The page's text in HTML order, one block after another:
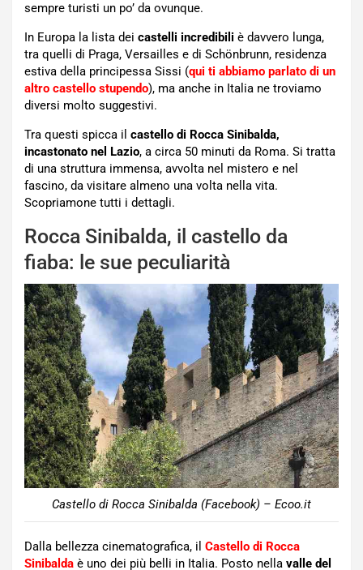
sempre turisti un po’ da ovunque.
In Europa la lista dei castelli incredibili è davvero lunga,
tra quelli di Praga, Versailles e di Schönbrunn, residenza
estiva della principessa Sissi (qui ti abbiamo parlato di un
altro castello stupendo), ma anche in Italia ne troviamo
diversi molto suggestivi.
Tra questi spicca il castello di Rocca Sinibalda,
incastonato nel Lazio, a circa 50 minuti da Roma. Si tratta
di una struttura immensa, avvolta nel mistero e nel
fascino, da visitare almeno una volta nella vita.
Scopriamone tutti i dettagli.
Rocca Sinibalda, il castello da
fiaba: le sue peculiarità
Castello di Rocca Sinibalda (Facebook) – Ecoo.it
Dalla bellezza cinematografica, il Castello di Rocca
Sinibalda è uno dei più belli in Italia. Posto nella valle del